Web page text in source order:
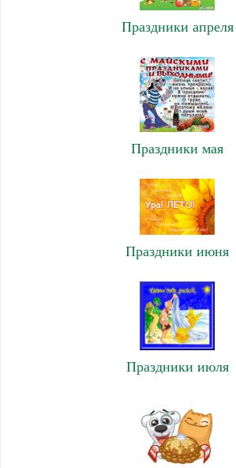
Праздники апреля
Праздники мая
Праздники июня
Праздники июля